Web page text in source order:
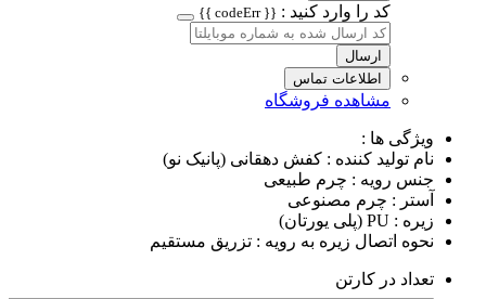
کد را وارد کنید : {{ codeErr }}
ارسال
اطلاعات تماس
مشاهده فروشگاه
ویژگی ها :
نام تولید کننده : کفش دهقانی (پانیک نو)
جنس رویه : چرم طبیعی
آستر : چرم مصنوعی
زیره : PU (پلی یورتان)
نحوه اتصال زیره به رویه : تزریق مستقیم
تعداد در کارتن